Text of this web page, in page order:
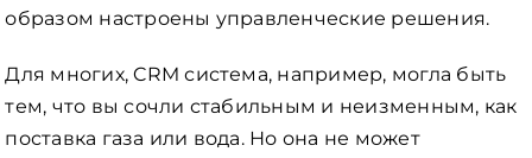
образом настроены управленческие решения.
Для многих, CRM система, например, могла быть
тем, что вы сочли стабильным и неизменным, как
поставка газа или вода. Но она не может